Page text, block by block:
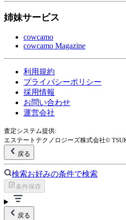
姉妹サービス
cowcamo
cowcamo Magazine
利用規約
プライバシーポリシー
採用情報
お問い合わせ
運営会社
査定システム提供:
エステートテクノロジーズ株式会社©
戻る
検索お好みの条件で検索
条件保存
戻る